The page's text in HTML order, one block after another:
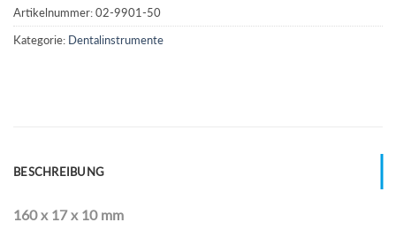
Artikelnummer:02-9901-50
Kategorie: Dentalinstrumente
BESCHREIBUNG
160 x 17 x 10 mm